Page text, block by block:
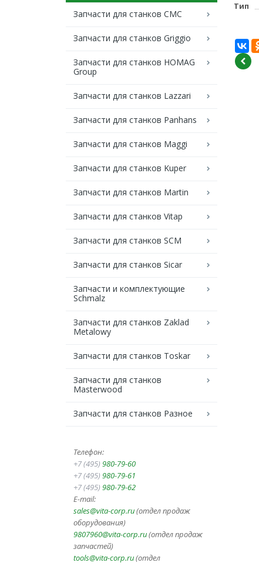
Запчасти для станков CMC
Запчасти для станков Griggio
Запчасти для станков HOMAG
Group
Запчасти для станков Lazzari
Запчасти для станков Panhans
Запчасти для станков Maggi
Запчасти для станков Kuper
Запчасти для станков Martin
Запчасти для станков Vitap
Запчасти для станков SCM
Запчасти для станков Sicar
Запчасти и комплектующие
Schmalz
Запчасти для станков Zaklad
Metalowy
Запчасти для станков Toskar
Запчасти для станков
Masterwood
Запчасти для станков Разное
Телефон:
+7 (495) 980-79-60
+7 (495) 980-79-61
+7 (495) 980-79-62
E-mail:
sales@vita-corp.ru(отдел продаж
оборудования)
9807960@vita-corp.ru(отдел продаж
запчастей)
tools@vita-corp.ru(отдел
Тип